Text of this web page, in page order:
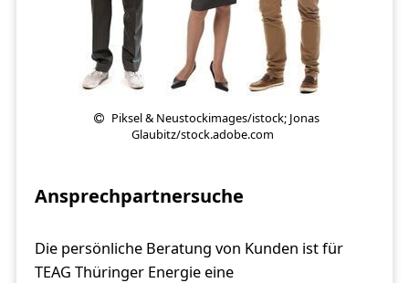
Piksel & Neustockimages/istock; Jonas
Glaubitz/stock.adobe.com
Ansprechpartnersuche
Die persönliche Beratung von Kunden ist für
TEAG Thüringer Energie eine